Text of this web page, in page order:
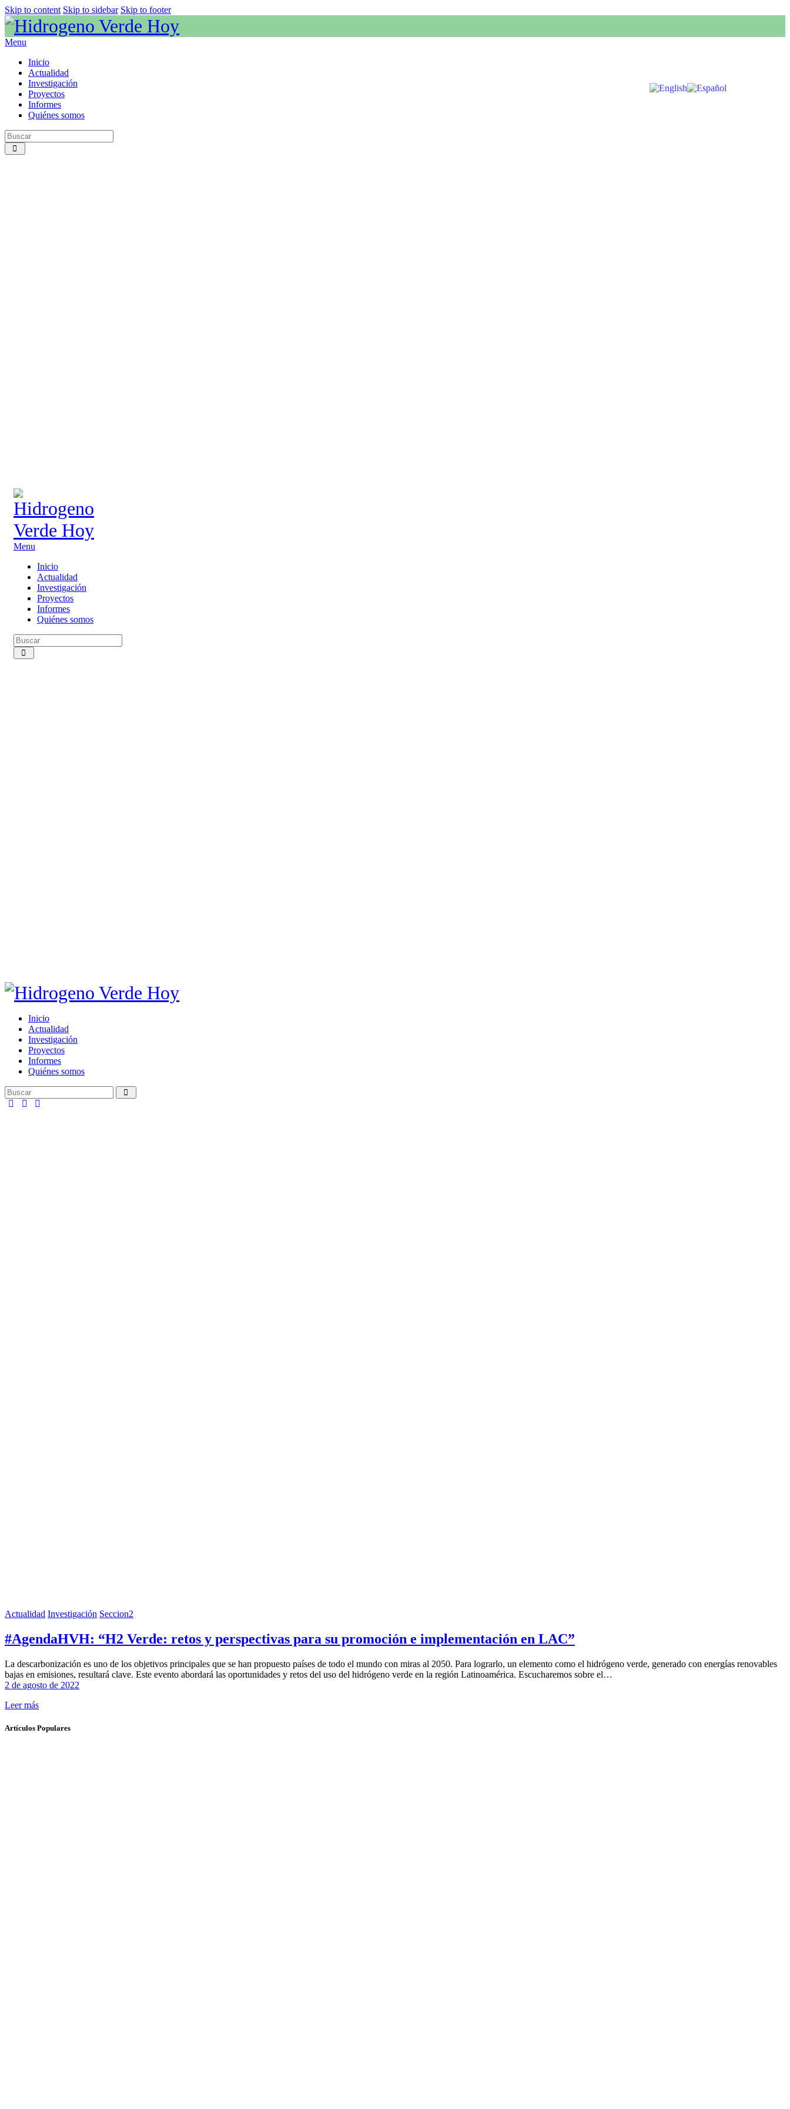
Skip to content Skip to sidebar Skip to footer
Menu
Inicio
Actualidad
Investigación
Proyectos
Informes
Quiénes somos
Menu
Inicio
Actualidad
Investigación
Proyectos
Informes
Quiénes somos
Inicio
Actualidad
Investigación
Proyectos
Informes
Quiénes somos
Actualidad Investigación Seccion2
#AgendaHVH: “H2 Verde: retos y perspectivas para su promoción e implementación en LAC”
La descarbonización es uno de los objetivos principales que se han propuesto países de todo el mundo con miras al 2050. Para lograrlo, un elemento como el hidrógeno verde, generado con energías renovables
bajas en emisiones, resultará clave. Este evento abordará las oportunidades y retos del uso del hidrógeno verde en la región Latinoamérica. Escucharemos sobre el…
2 de agosto de 2022
Leer más
Artículos Populares